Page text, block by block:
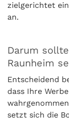
zielgerichtet
an.
Darum
Raunheim
Entscheidend
dass Ihre
setzt sich die